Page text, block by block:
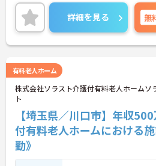
しています。働きやすい環境が整って
てご勤務いただけます。
ご興味のある方には、面接対策ポイン
に詳細をご案内しますのでお気軽にご
い！
詳細を見る 無
有料老人ホーム
株式会社ソラスト介護付有料老人ホームソ
ト
【埼玉県／川口市】年収
付有料老人ホームにおける
勤》